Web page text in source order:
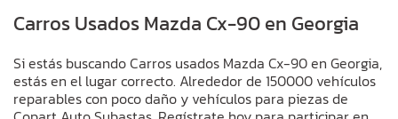
Carros Usados Mazda Cx-90 en Georgia
Si estás buscando Carros usados Mazda Cx-90 en Georgia,
estás en el lugar correcto. Alrededor de 150000 vehículos
reparables con poco daño y vehículos para piezas de